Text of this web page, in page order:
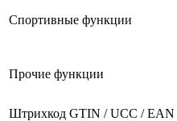
Спортивные функции
Прочие функции
Штрихкод GTIN / UCC / EAN